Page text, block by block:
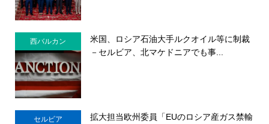
西バルカン
米国、ロシア石油大手ルクオイル等に制裁
－セルビア、北マケドニアでも事...
セルビア
拡大担当欧州委員「EUのロシア産ガス禁輸